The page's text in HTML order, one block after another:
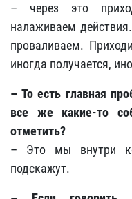
– через это
налаживаем
проваливаем.
иногда получается,
– То есть главная
все же какие-то
отметить?
– Это мы внутри
подскажут.